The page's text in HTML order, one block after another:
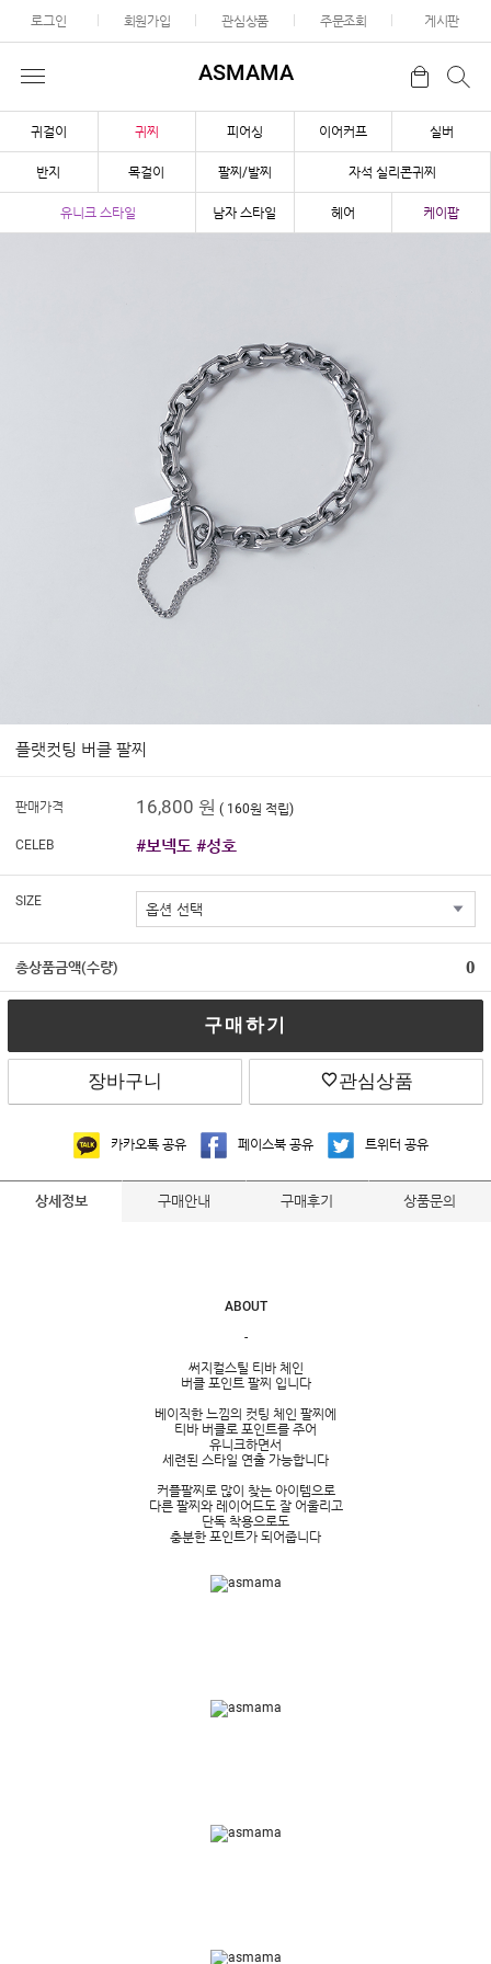
로그인 회원가입 관심상품 주문조회 게시판
ASMAMA
귀걸이 귀찌 피어싱 이어커프 실버
반지 목걸이 팔찌/발찌 자석 실리콘귀찌
유니크 스타일 남자 스타일 헤어 케이팝
플랫컷팅 버클 팔찌
판매가격 16,800 원 ( 160원 적립)
CELEB #보넥도 #성호
SIZE
총상품금액(수량) 0
구매하기
장바구니 관심상품
카카오톡 공유 페이스북 공유 트위터 공유
상세정보 구매안내 구매후기 상품문의
ABOUT
-
써지컬스틸 티바 체인
버클 포인트 팔찌 입니다
베이직한 느낌의 컷팅 체인 팔찌에
티바 버클로 포인트를 주어
유니크하면서
세련된 스타일 연출 가능합니다
커플팔찌로 많이 찾는 아이템으로
다른 팔찌와 레이어드도 잘 어울리고
단독 착용으로도
충분한 포인트가 되어줍니다